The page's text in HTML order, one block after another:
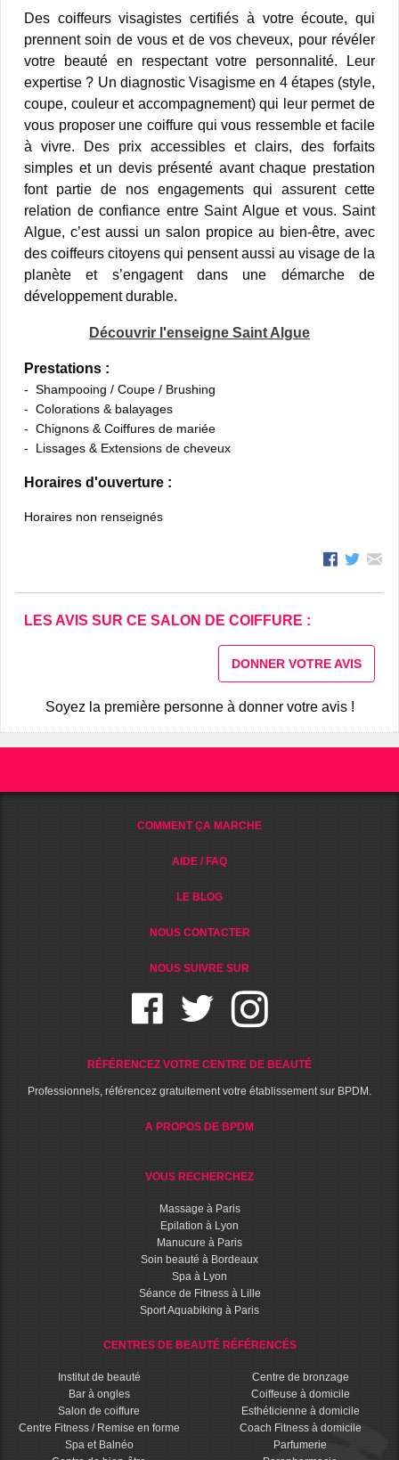
Des coiffeurs visagistes certifiés à votre écoute, qui
prennent soin de vous et de vos cheveux, pour révéler
votre beauté en respectant votre personnalité. Leur
expertise ? Un diagnostic Visagisme en 4 étapes (style,
coupe, couleur et accompagnement) qui leur permet de
vous proposer une coiffure qui vous ressemble et facile
à vivre. Des prix accessibles et clairs, des forfaits
simples et un devis présenté avant chaque prestation
font partie de nos engagements qui assurent cette
relation de confiance entre Saint Algue et vous. Saint
Algue, c’est aussi un salon propice au bien-être, avec
des coiffeurs citoyens qui pensent aussi au visage de la
planète et s’engagent dans une démarche de
développement durable.
Découvrir l'enseigne Saint Algue
Prestations :
Shampooing / Coupe / Brushing
Colorations & balayages
Chignons & Coiffures de mariée
Lissages & Extensions de cheveux
Horaires d'ouverture :
Horaires non renseignés
LES AVIS SUR CE SALON DE COIFFURE :
DONNER VOTRE AVIS
Soyez la première personne à donner votre avis !
COMMENT ÇA MARCHE
AIDE / FAQ
LE BLOG
NOUS CONTACTER
NOUS SUIVRE SUR
RÉFÉRENCEZ VOTRE CENTRE DE BEAUTÉ
Professionnels, référencez gratuitement votre établissement sur BPDM.
A PROPOS DE BPDM
VOUS RECHERCHEZ
Massage à Paris
Epilation à Lyon
Manucure à Paris
Soin beauté à Bordeaux
Spa à Lyon
Séance de Fitness à Lille
Sport Aquabiking à Paris
CENTRES DE BEAUTÉ RÉFÉRENCÉS
Institut de beauté
Bar à ongles
Salon de coiffure
Centre Fitness / Remise en forme
Spa et Balnéo
Centre de bronzage
Coiffeuse à domicile
Esthéticienne à domicile
Coach Fitness à domicile
Parfumerie